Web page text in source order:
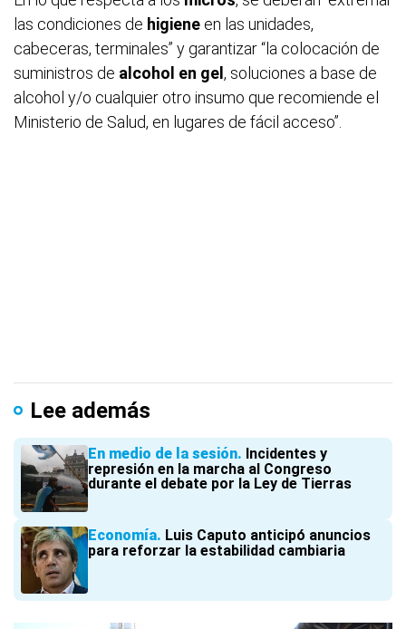
las condiciones de higiene en las unidades,
cabeceras, terminales” y garantizar “la colocación de
suministros de alcohol en gel, soluciones a base de
alcohol y/o cualquier otro insumo que recomiende el
Ministerio de Salud, en lugares de fácil acceso”.
Lee además
En medio de la sesión Incidentes y
represión en la marcha al Congreso
durante el debate por la Ley de Tierras
Economía Luis Caputo anticipó anuncios
para reforzar la estabilidad cambiaria